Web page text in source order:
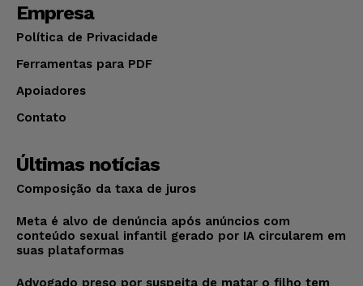
Empresa
Política de Privacidade
Ferramentas para PDF
Apoiadores
Contato
Últimas notícias
Composição da taxa de juros
Meta é alvo de denúncia após anúncios com
conteúdo sexual infantil gerado por IA circularem em
suas plataformas
Advogado preso por suspeita de matar o filho tem